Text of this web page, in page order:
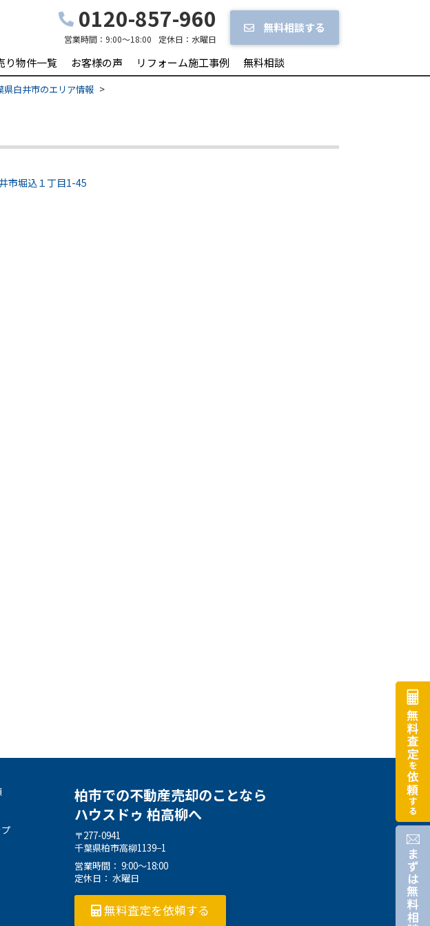
0120-857-960
営業時間： 9:00～18:00 定休日： 水曜日
無料相談する
り物件一覧 お客様の声 リフォーム施工事例 無料相談
県白井市のエリア情報
市堀込１丁目1-45
柏市での不動産売却のことなら
ハウスドゥ 柏高柳へ
〒277-0941
千葉県柏市高柳1139−1
営業時間： 9:00～18:00
定休日： 水曜日
無料査定を依頼する